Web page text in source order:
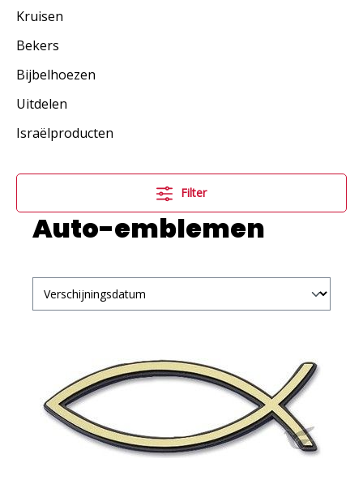
Kruisen
Bekers
Bijbelhoezen
Uitdelen
Israëlproducten
Filter
Auto-emblemen